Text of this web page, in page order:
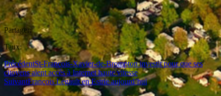
Partager:
Taux:
PrécédentSt-François-Xavier-de-Brompton investit pour que ses
citoyens aient accès à Internet haute vitesse
SuivantFrançois Legault en Estrie aujourd’hui